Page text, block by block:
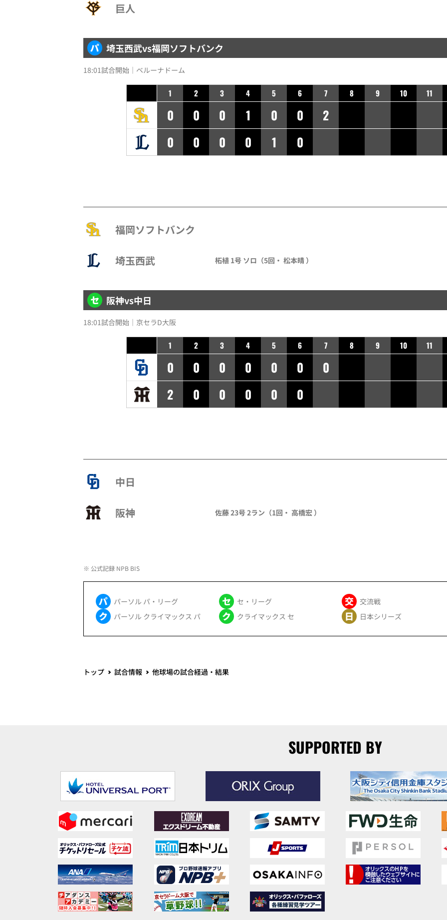
巨人
埼玉西武vs福岡ソフトバンク
18:01試合開始｜ベルーナドーム
1 2 3 4 5 6 7 8 9 10 11
0 0 0 1 0 0
2
0
0 0 0 1 0
福岡ソフトバンク
埼玉西武 柘植 1号 ソロ（5回・ 松本晴 ）
阪神vs中日
18:01試合開始｜京セラD大阪
1 2 3 4 5 6 7 8 9 10 11
0 0 0 0 0 0
0
2
0 0 0 0 0
中日
阪神 佐藤 23号 2ラン（1回・ 高橋宏 ）
※ 公式記録 NPB BIS
パーソル パ・リーグ セ・リーグ 交流戦
パーソル クライマックス パ
クライマックス セ 日本シリーズ
トップ 試合情報 他球場の試合経過・結果
SUPPORTED BY